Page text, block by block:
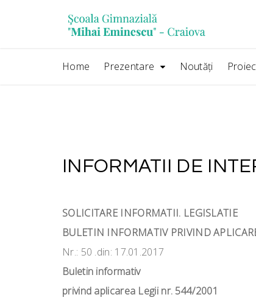
Home Prezentare Noutăţi
INFORMATII DE
SOLICITARE INFORMATII. LEGISLATIE
BULETIN INFORMATIV PRIVIND
Nr.: 50 .din: 17.01.2017
Buletin informativ
privind aplicarea Legii nr. 544/2001